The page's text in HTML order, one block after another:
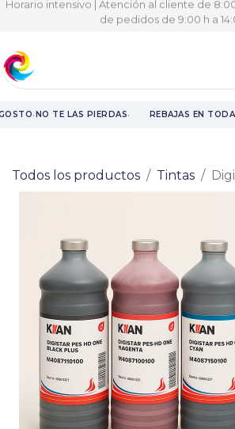
Horario intensivo | Atención al cliente de
de pedidos de 9:00 h a
·NO TE LAS PIERDAS· REBAJAS EN TODA
Todos los productos Tintas